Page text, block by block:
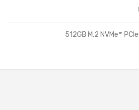
512GB M.2 NVMe™